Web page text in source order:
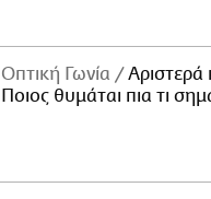
Οπτική Γωνία
Αριστερά
Ποιος θυμάται πια τι